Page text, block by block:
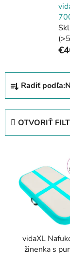
R
d
Radiť podľa:
OTVORIŤ
vidaXL
žinenka s